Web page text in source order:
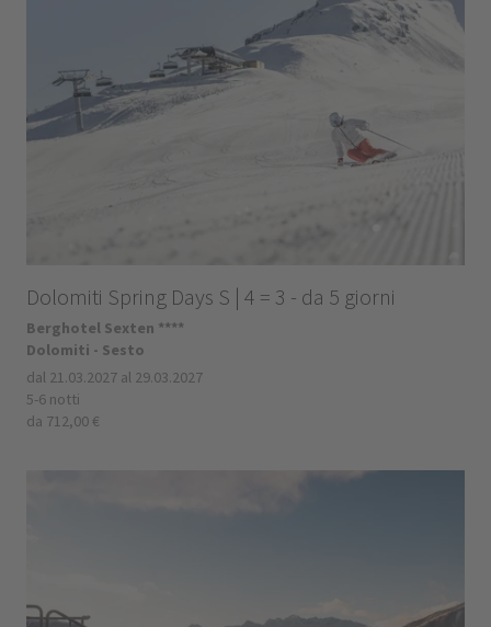
Dolomiti Spring Days S | 4 = 3 - da 5 giorni
Berghotel Sexten ****
Dolomiti - Sesto
dal 21.03.2027 al 29.03.2027
5-6 notti
da 712,00 €